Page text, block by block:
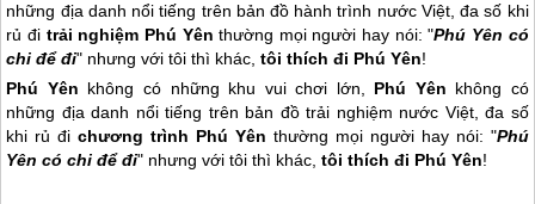
những địa danh nổi tiếng trên bản đồ hành trình nước Việt, đa số khi
rủ đi trải nghiệm Phú Yên thường mọi người hay nói: "Phú Yên có
chi để đi" nhưng với tôi thì khác,tôi thích đi Phú Yên!
Phú Yên không có những khu vui chơi lớn, Phú Yên không có
những địa danh nổi tiếng trên bản đồ trải nghiệm nước Việt, đa số
khi rủ đichương trình Phú Yên thường mọi người hay nói: "Phú
Yên có chi để đi" nhưng với tôi thì khác,tôi thích đi Phú Yên!